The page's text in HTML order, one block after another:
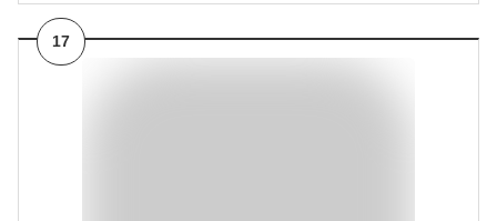
17